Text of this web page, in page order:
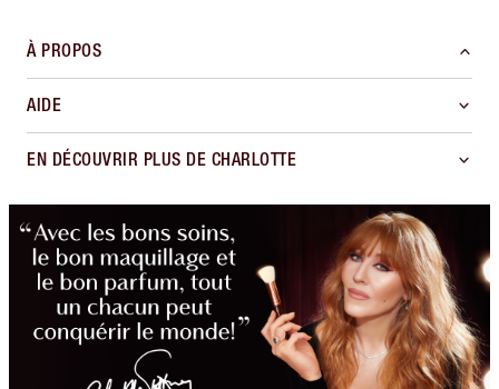
À PROPOS
AIDE
EN DÉCOUVRIR PLUS DE CHARLOTTE